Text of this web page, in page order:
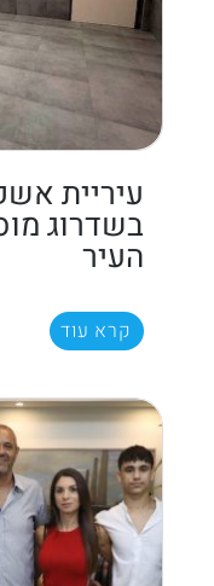
עיריית
בשדרוג
העיר
קרא עוד